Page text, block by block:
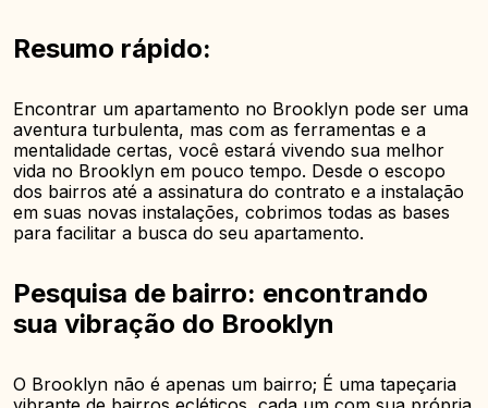
Resumo rápido:
Encontrar um apartamento no Brooklyn pode ser uma
aventura turbulenta, mas com as ferramentas e a
mentalidade certas, você estará vivendo sua melhor
vida no Brooklyn em pouco tempo. Desde o escopo
dos bairros até a assinatura do contrato e a instalação
em suas novas instalações, cobrimos todas as bases
para facilitar a busca do seu apartamento.
Pesquisa de bairro: encontrando
sua vibração do Brooklyn
O Brooklyn não é apenas um bairro; É uma tapeçaria